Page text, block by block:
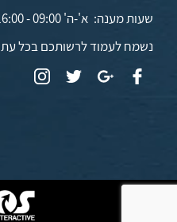
שעות מענה: א'-ה' 09:00 - 16:00
נשמח לעמוד לרשותכם בכל עת